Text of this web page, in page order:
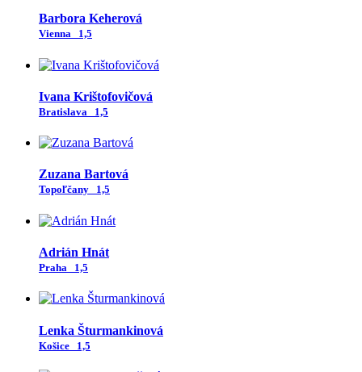
Barbora Keherová
Vienna 1,5
Ivana Krištofovičová
Bratislava 1,5
Zuzana Bartová
Topoľčany 1,5
Adrián Hnát
Praha 1,5
Lenka Šturmankinová
Košice 1,5